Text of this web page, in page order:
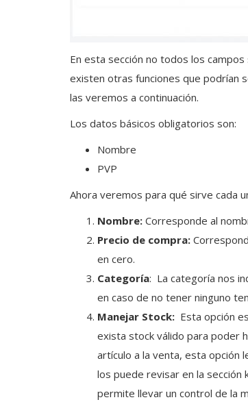
En esta sección no todos los
existen otras funciones que podrían
las veremos a continuación.
Los datos básicos obligatorios son:
Nombre
PVP
Ahora veremos para qué sirve cada
Nombre: Corresponde al
Precio de compra:
en cero.
Categoría: La categoría nos
en caso de no tener ninguno
Manejar Stock: Esta opción
exista stock válido para poder
artículo a la venta, esta opción
los puede revisar en la sección
permite llevar un control de la